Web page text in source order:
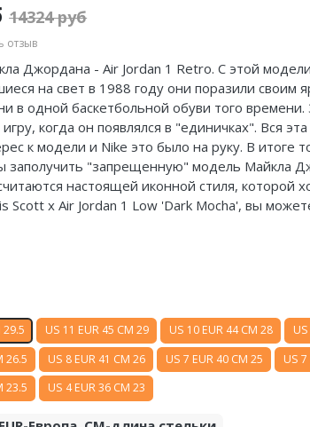
14324 руб
отзыв
Джордана - Air Jordan 1 Retro. С этой
на свет в 1988 году они поразили своим
в одной баскетбольной обуви того
когда он появлялся в "единичках". Вся
к модели и Nike это было на руку. В итоге
заполучить "запрещенную" модель Майкла
настоящей иконной стиля, которой
Scott x Air Jordan 1 Low 'Dark Mocha', вы
29.5 US 11 EUR 45 CM 29 US 10 EUR 44 CM 28
26.5
US 8 EUR 41 CM 26 US 7 EUR 40 CM 25
US
23.5
US 4 EUR 36 CM 23